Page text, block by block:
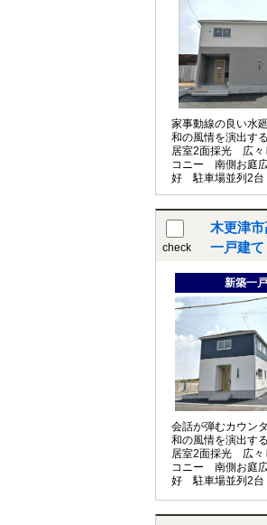
家事動線の良い水
和の風情を演出す
居室2面採光 広々
コニー 南側お庭
好 駐車場並列2台
check
木更津
一戸建て
新築一
会話が弾むカウン
和の風情を演出す
居室2面採光 広々
コニー 南側お庭
好 駐車場並列2台